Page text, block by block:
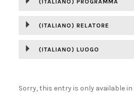
(ITALIANO) PROGRAMMA
(ITALIANO) RELATORE
(ITALIANO) LUOGO
Sorry, this entry is only available in